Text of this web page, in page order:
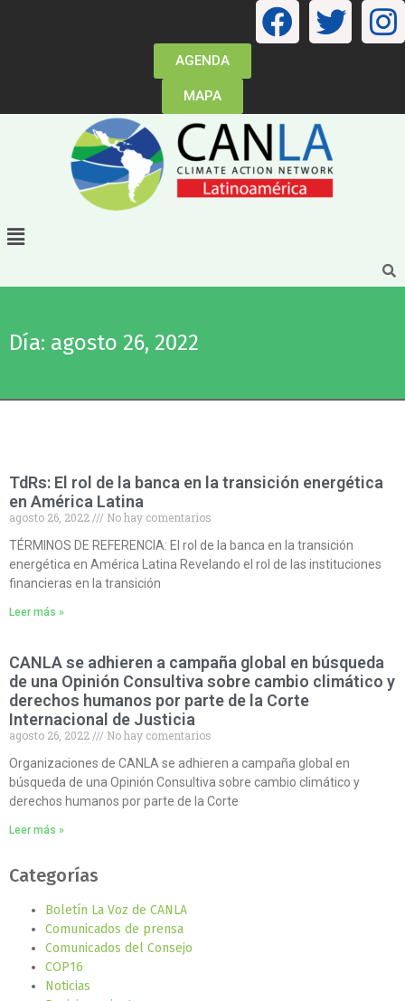
AGENDA
MAPA
Día: agosto 26, 2022
TdRs: El rol de la banca en la transición energética
en América Latina
agosto 26, 2022
No hay comentarios
TÉRMINOS DE REFERENCIA: El rol de la banca en la transición
energética en América Latina Revelando el rol de las instituciones
financieras en la transición
Leer más »
CANLA se adhieren a campaña global en búsqueda
de una Opinión Consultiva sobre cambio climático y
derechos humanos por parte de la Corte
Internacional de Justicia
agosto 26, 2022
No hay comentarios
Organizaciones de CANLA se adhieren a campaña global en
búsqueda de una Opinión Consultiva sobre cambio climático y
derechos humanos por parte de la Corte
Leer más »
Categorías
Boletín La Voz de CANLA
Comunicados de prensa
Comunicados del Consejo
COP16
Noticias